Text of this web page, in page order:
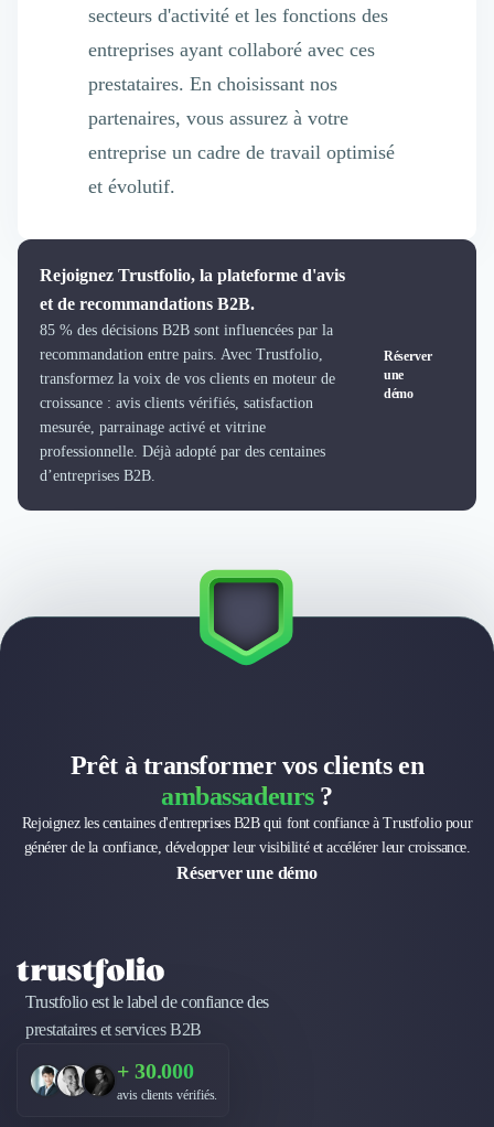
secteurs d'activité et les fonctions des
entreprises ayant collaboré avec ces
prestataires. En choisissant nos
partenaires, vous assurez à votre
entreprise un cadre de travail optimisé
et évolutif.
Rejoignez Trustfolio, la plateforme d'avis
et de recommandations B2B.
85 % des décisions B2B sont influencées par la
recommandation entre pairs. Avec Trustfolio,
transformez la voix de vos clients en moteur de
croissance : avis clients vérifiés, satisfaction
mesurée, parrainage activé et vitrine
professionnelle. Déjà adopté par des centaines
d’entreprises B2B.
Réserver
une
démo
Prêt à transformer vos clients en
ambassadeurs?
Rejoignez les centaines d'entreprises B2B qui font confiance à Trustfolio pour
générer de la confiance, développer leur visibilité et accélérer leur croissance.
Réserver une démo
Trustfolio est le label de confiance des
prestataires et services B2B
+ 30.000
avis clients vérifiés.